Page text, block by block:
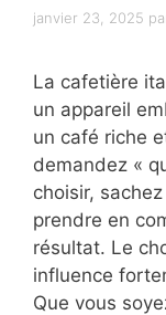
janvier 23, 2025
La cafetière
un appareil
un café riche
demandez «
choisir,
prendre en
résultat. Le
influence
Que vous